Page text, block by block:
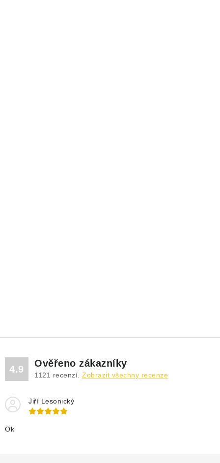
4.9
Ověřeno zákazníky
1121 recenzí. Zobrazit všechny recenze
Jiří Lesonický
Ok